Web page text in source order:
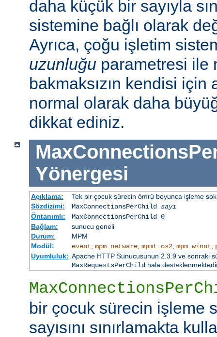
daha küçük bir sayıyla
sistemine bağlı olarak
Ayrıca, çoğu işletim
uzunluğu parametresi ile
bakmaksızın kendisi için
normal olarak daha
dikkat ediniz.
Yönergesi
Açıklama:
Tek bir çocuk sürecin ömrü boyunca işleme
Sözdizimi:
MaxConnectionsPerChild sayı
Öntanımlı:
MaxConnectionsPerChild 0
Bağlam:
sunucu geneli
Durum:
MPM
Modül:
event mpm_netware, mpmt_os2, mpm_winnt
Uyumluluk: Apache HTTP Sunucusunun 2.3.9 ve sonraki
MaxRequestsPerChildhala
bir çocuk sürecin işleme
sayısını sınırlamakta